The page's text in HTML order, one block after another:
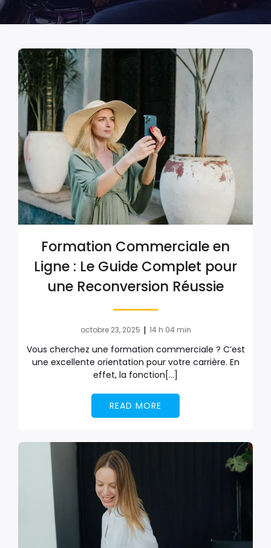
Formation Commerciale en
Ligne : Le Guide Complet pour
une Reconversion Réussie
octobre 23, 2025 | 14 h 04 min
Vous cherchez une formation commerciale ? C’est
une excellente orientation pour votre carrière. En
effet, la fonction[…]
READ MORE